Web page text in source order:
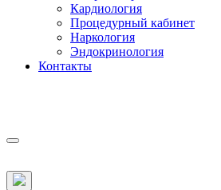
Кардиология
Процедурный кабинет
Наркология
Эндокринология
Контакты